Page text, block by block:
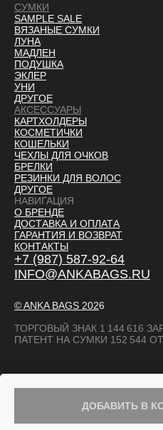
ДОБАВИТЬ В
СУМКИ
SAMPLE SALE
ВЯЗАНЫЕ СУМКИ
ЛУНА
МАДЛЕН
ПОДУШКА
ЭКЛЕР
УНИ
ДРУГОЕ
АКСЕССУАРЫ
КАРТХОЛДЕРЫ
КОСМЕТИЧКИ
КОШЕЛЬКИ
ЧЕХЛЫ ДЛЯ ОЧКОВ
БРЕЛКИ
РЕЗИНКИ ДЛЯ ВОЛОС
ДРУГОЕ
НАВИГАЦИЯ
О БРЕНДЕ
ДОСТАВКА И ОПЛАТА
ГАРАНТИЯ И ВОЗВРАТ
КОНТАКТЫ
+7 (987) 587-92-64
INFO@ANKABAGS.RU
© ANKA BAGS 2026
ТОРГОВЫЙ ЗНАК 1 144 616
ПАТЕНТ НА СУМКИ 152 544 ОТ
MADE ON